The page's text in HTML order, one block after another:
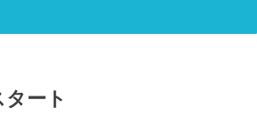
ート